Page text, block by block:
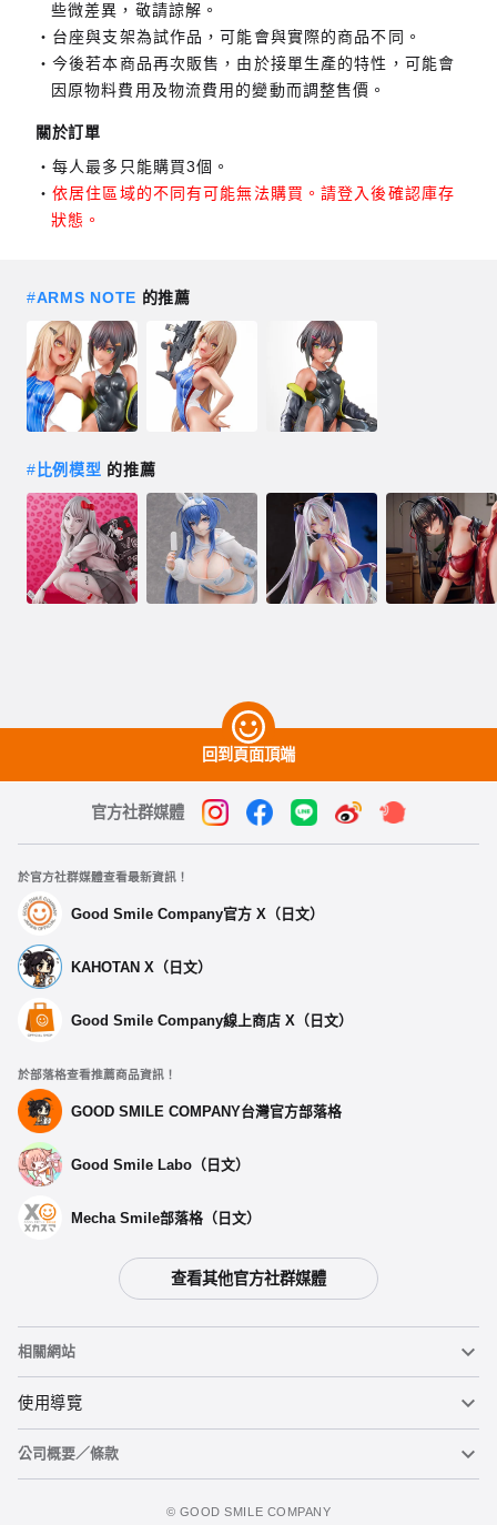
些微差異，敬請諒解。
台座與支架為試作品，可能會與實際的商品不同。
今後若本商品再次販售，由於接單生產的特性，可能會
因原物料費用及物流費用的變動而調整售價。
關於訂單
每人最多只能購買3個。
依居住區域的不同有可能無法購買。請登入後確認庫存
狀態。
#ARMS NOTE 的推薦
# 比例模型 的推薦
回到頁面頂端
官方社群媒體
於官方社群媒體查看最新資訊！
Good Smile Company官方 X（日文）
KAHOTAN X（日文）
Good Smile Company線上商店 X（日文）
於部落格查看推薦商品資訊！
GOOD SMILE COMPANY台灣官方部落格
Good Smile Labo（日文）
Mecha Smile部落格（日文）
查看其他官方社群媒體
相關網站
黏土人
黏土人臉部製造機（英文）
使用導覽
重要公告
公司概要／條款
©️ GOOD SMILE COMPANY